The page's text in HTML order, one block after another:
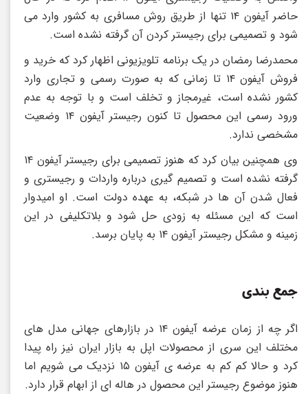
حاضر آیفون ۱۴ تنها از طریق روش مسافری به کشور وارد می
شود و تصمیمی برای رجیستر کردن آن گرفته نشده است.
محمدرضا رمضان در یک برنامه تلویزیونی اظهار کرد که خرید و
فروش آیفون ۱۴ تا زمانی که به صورت رسمی و تجاری وارد
کشور نشده است، غیرمجاز و تخلف است و با توجه به عدم
ورود رسمی این محصول تا کنون رجیستر آیفون ۱۴ وضعیت
مشخصی ندارد.
وی همچنین بیان کرد که هنوز تصمیمی برای رجیستر آیفون ۱۴
گرفته نشده است و تصمیم گیری درباره واردات و رجیستری و
فعال شدن آن ها در شبکه، به عهده دولت است. او امیدوار
است که این مسئله به زودی حل شود و بلاتکلیفی در این
زمینه و مشکل رجیستر آیفون ۱۴ به پایان برسد.
جمع بندی
اگر چه از زمان عرضه آیفون ۱۴ در بازارهای جهانی مدل های
مختلف این سری از محصولات اپل به بازار ایران نیز راه پیدا
کرد و حالا کم کم به عرضه ی آیفون ۱۵ نزدیک می شویم اما
هنوز موضوع رجیستر این محصول در هاله ای از ابهام قرار دارد.